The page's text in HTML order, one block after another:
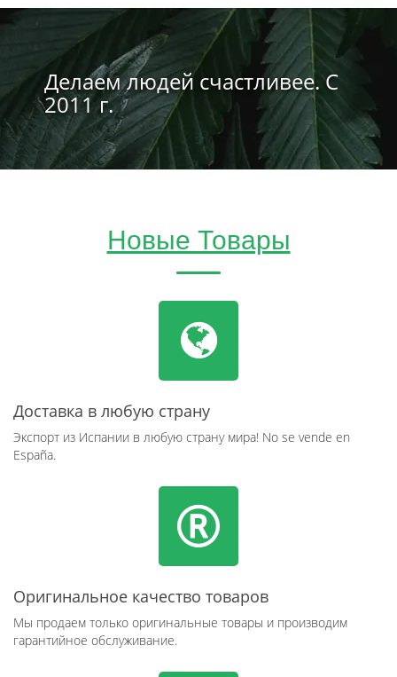
Делаем людей счастливее. С
2011 г.
Новые Товары
Доставка в любую страну
Экспорт из Испании в любую страну мира! No se vende en
España.
Оригинальное качество товаров
Мы продаем только оригинальные товары и производим
гарантийное обслуживание.